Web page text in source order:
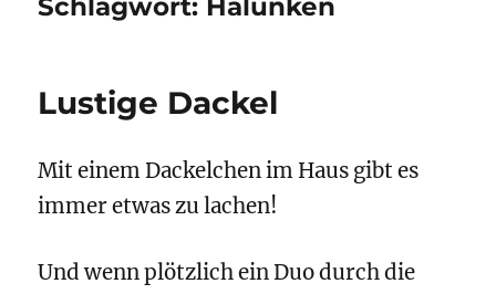
Schlagwort: Halunken
Lustige Dackel
Mit einem Dackelchen im Haus gibt es
immer etwas zu lachen!
Und wenn plötzlich ein Duo durch die